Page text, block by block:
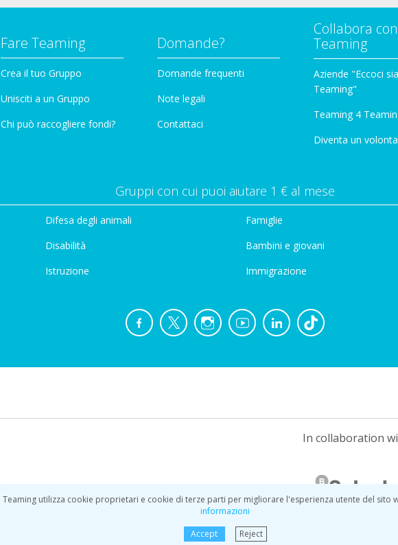
Teaming utilizza cookie proprietari e cookie di terze parti per migliorare l'esperienza utente del sito
informazioni
Accept
Reject
Fare Teaming
Crea il tuo Gruppo
Unisciti a un Gruppo
Chi può raccogliere fondi?
Domande?
Domande frequenti
Note legali
Contattaci
Collabora con
Teaming
Aziende "Eccoci
Teaming"
Teaming 4
Diventa un
Gruppi con cui puoi aiutare 1 € al mese
Difesa degli animali
Disabilità
Istruzione
Famiglie
Bambini e giovani
Immigrazione
In collaboration